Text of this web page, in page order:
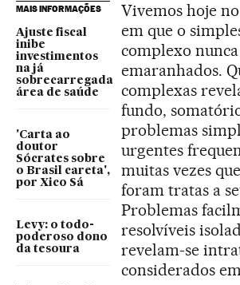
MAIS INFORMAÇÕES
Ajuste fiscal
inibe
investimentos
na já
sobrecarregada
área de saúde
'Carta ao
doutor
Sócrates sobre
o Brasil careta',
por Xico Sá
Levy: o todo-
poderoso dono
da tesoura
Vivemos hoje
em que o
complexo
emaranhados.
complexas
fundo,
problemas
urgentes
muitas vezes
foram tratas a
Problemas
resolvíveis
revelam-se
considerados